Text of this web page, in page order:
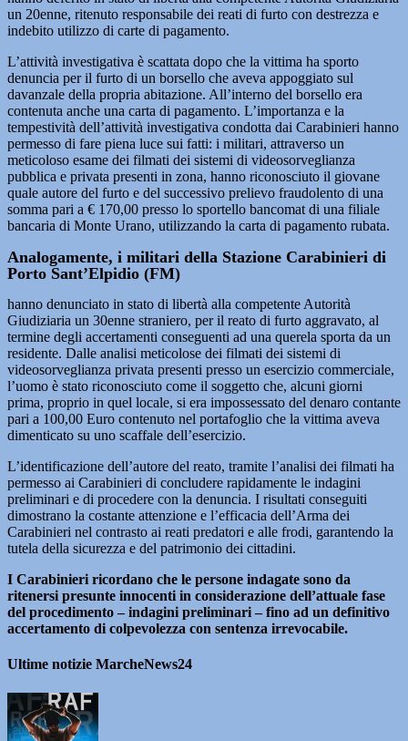
un 20enne, ritenuto responsabile dei reati di furto con destrezza e
indebito utilizzo di carte di pagamento.
L’attività investigativa è scattata dopo che la vittima ha sporto
denuncia per il furto di un borsello che aveva appoggiato sul
davanzale della propria abitazione. All’interno del borsello era
contenuta anche una carta di pagamento. L’importanza e la
tempestività dell’attività investigativa condotta dai Carabinieri hanno
permesso di fare piena luce sui fatti: i militari, attraverso un
meticoloso esame dei filmati dei sistemi di videosorveglianza
pubblica e privata presenti in zona, hanno riconosciuto il giovane
quale autore del furto e del successivo prelievo fraudolento di una
somma pari a € 170,00 presso lo sportello bancomat di una filiale
bancaria di Monte Urano, utilizzando la carta di pagamento rubata.
Analogamente, i militari della Stazione Carabinieri di
Porto Sant’Elpidio (FM)
hanno denunciato in stato di libertà alla competente Autorità
Giudiziaria un 30enne straniero, per il reato di furto aggravato, al
termine degli accertamenti conseguenti ad una querela sporta da un
residente. Dalle analisi meticolose dei filmati dei sistemi di
videosorveglianza privata presenti presso un esercizio commerciale,
l’uomo è stato riconosciuto come il soggetto che, alcuni giorni
prima, proprio in quel locale, si era impossessato del denaro contante
pari a 100,00 Euro contenuto nel portafoglio che la vittima aveva
dimenticato su uno scaffale dell’esercizio.
L’identificazione dell’autore del reato, tramite l’analisi dei filmati ha
permesso ai Carabinieri di concludere rapidamente le indagini
preliminari e di procedere con la denuncia. I risultati conseguiti
dimostrano la costante attenzione e l’efficacia dell’Arma dei
Carabinieri nel contrasto ai reati predatori e alle frodi, garantendo la
tutela della sicurezza e del patrimonio dei cittadini.
I Carabinieri ricordano che le persone indagate sono da
ritenersi presunte innocenti in considerazione dell’attuale fase
del procedimento – indagini preliminari – fino ad un definitivo
accertamento di colpevolezza con sentenza irrevocabile.
Ultime notizie MarcheNews24